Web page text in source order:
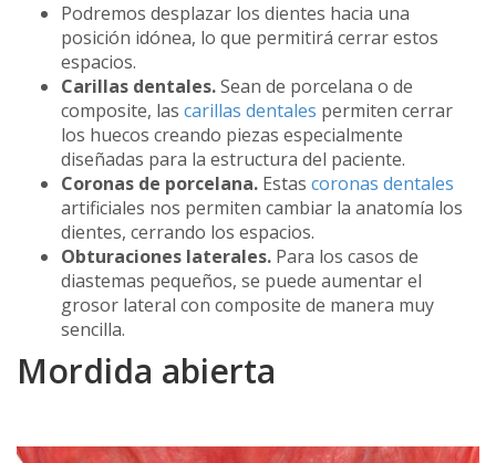
Podremos desplazar los dientes hacia una
posición idónea, lo que permitirá cerrar estos
espacios.
Carillas dentales.Sean de porcelana o de
composite, las carillas dentales permiten cerrar
los huecos creando piezas especialmente
diseñadas para la estructura del paciente.
Coronas de porcelana. Estas coronas dentales
artificiales nos permiten cambiar la anatomía los
dientes, cerrando los espacios.
Obturaciones laterales. Para los casos de
diastemas pequeños, se puede aumentar el
grosor lateral con composite de manera muy
sencilla.
Mordida abierta